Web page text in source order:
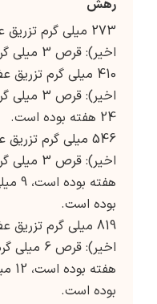
رهش
اخیر): قرص 3 میلی گرمی
24 هفته بوده است.
بوده است.
بوده است.